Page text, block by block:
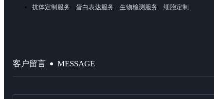
抗体定制服务
蛋白表达服务 生物检测服务 细胞定制
客户留言 MESSAGE